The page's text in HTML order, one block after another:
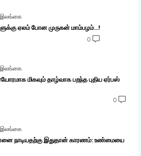
இலங்கை
ஏலம் போன முருகன் மாம்பழம்...!
0
இலங்கை
மிகவும் தாழ்வாக பறந்த புதிய ஏர்பஸ்
0
இலங்கை
நாடியதற்கு இதுதான் காரணம்: உண்மையை